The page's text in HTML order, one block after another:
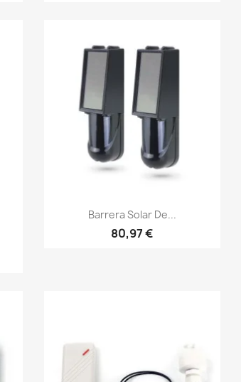
Vista rápida
Barrera Solar De...
80,97 €